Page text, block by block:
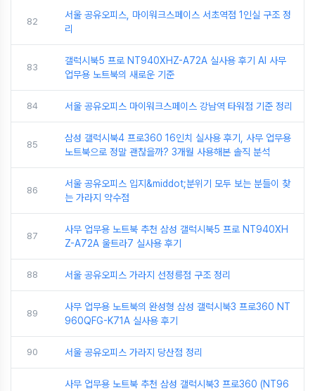
82
서울 공유오피스, 마이워크스페이스 서초역점 1인실 구조 정
리
83
갤럭시북5 프로 NT940XHZ-A72A 실사용 후기 AI 사무
업무용 노트북의 새로운 기준
84 서울 공유오피스 마이워크스페이스 강남역 타워점 기준 정리
85
삼성 갤럭시북4 프로360 16인치 실사용 후기, 사무 업무용
노트북으로 정말 괜찮을까? 3개월 사용해본 솔직 분석
86
서울 공유오피스 입지&middot;분위기 모두 보는 분들이 찾
는 가라지 약수점
87
사무 업무용 노트북 추천 삼성 갤럭시북5 프로 NT940XH
Z-A72A 울트라7 실사용 후기
88 서울 공유오피스 가라지 선정릉점 구조 정리
89
사무 업무용 노트북의 완성형 삼성 갤럭시북3 프로360 NT
960QFG-K71A 실사용 후기
90 서울 공유오피스 가라지 당산점 정리
사무 업무용 노트북 추천 삼성 갤럭시북3 프로360 (NT96